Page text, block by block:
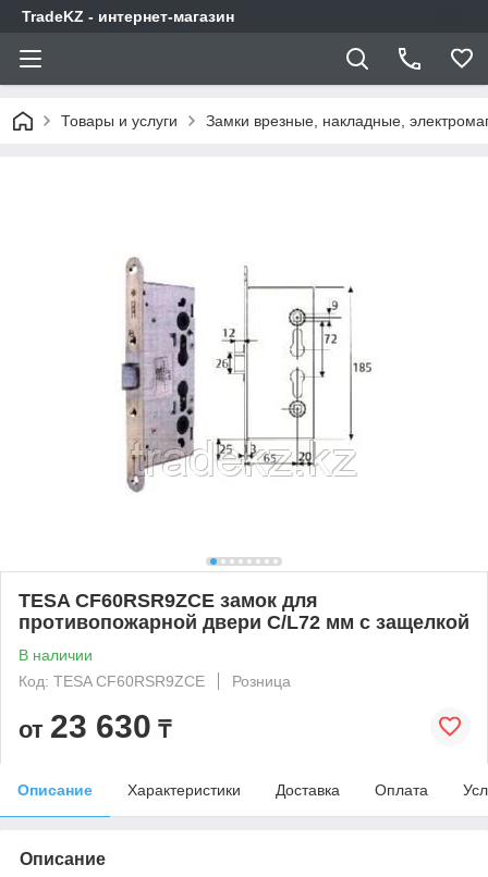
TradeKZ - интернет-магазин
Товары и услуги Замки врезные, накладные,
TESA CF60RSR9ZCE замок для
противопожарной двери C/L72 мм с защелкой
В наличии
Код: TESA CF60RSR9ZCE
Розница
от 23 630 ₸
Описание Характеристики Доставка Оплата
Описание